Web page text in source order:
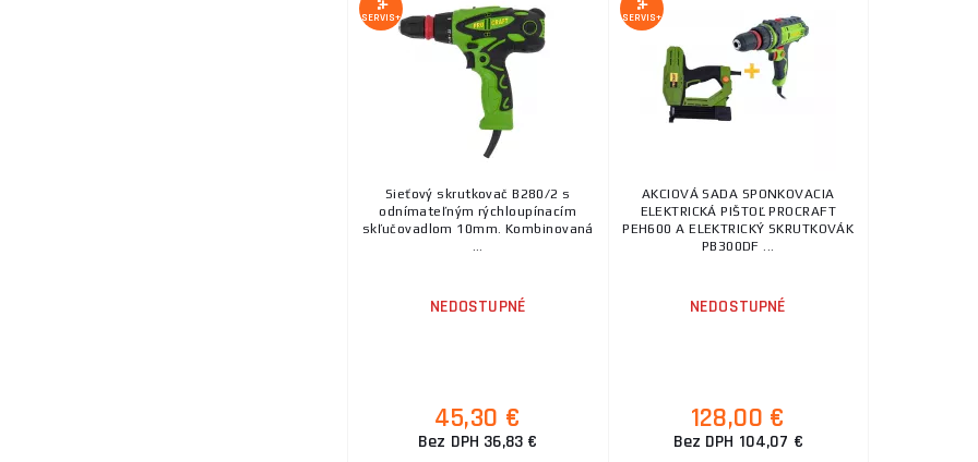
SERVIS+
Sieťový skrutkovač B280/2 s
odnímateľným rýchloupínacím
skľučovadlom 10mm. Kombinovaná
...
NEDOSTUPNÉ
45,30 €
Bez DPH 36,83 €
SERVIS+
AKCIOVÁ SADA SPONKOVACIA
ELEKTRICKÁ PIŠTOĽ PROCRAFT
PEH600 A ELEKTRICKÝ SKRUTKOVÁK
PB300DF ...
NEDOSTUPNÉ
128,00 €
Bez DPH 104,07 €